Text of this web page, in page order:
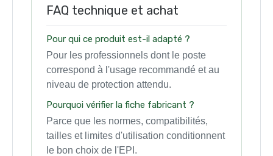
FAQ technique et achat
Pour qui ce produit est-il adapté ?
Pour les professionnels dont le poste
correspond à l'usage recommandé et au
niveau de protection attendu.
Pourquoi vérifier la fiche fabricant ?
Parce que les normes, compatibilités,
tailles et limites d'utilisation conditionnent
le bon choix de l'EPI.